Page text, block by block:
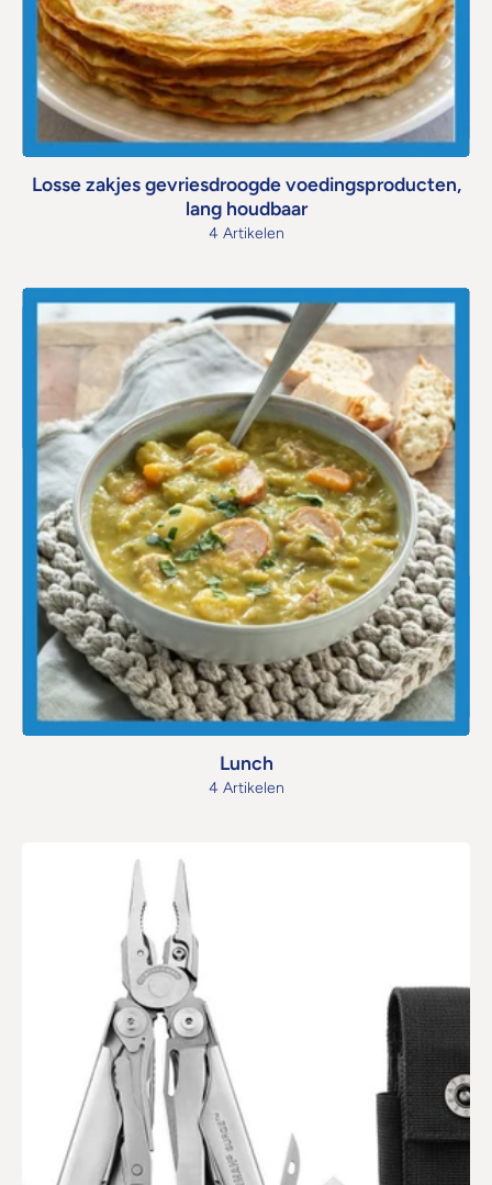
Losse zakjes gevriesdroogde voedingsproducten,
lang houdbaar
4 Artikelen
Lunch
4 Artikelen